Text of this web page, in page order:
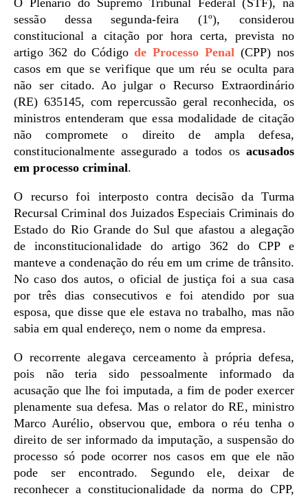
O Plenário do Supremo Tribunal Federal (STF), na
sessão dessa segunda-feira (1º), considerou
constitucional a citação por hora certa, prevista no
artigo 362 do Códigode Processo Penal (CPP) nos
casos em que se verifique que um réu se oculta para
não ser citado. Ao julgar o Recurso Extraordinário
(RE) 635145, com repercussão geral reconhecida, os
ministros entenderam que essa modalidade de citação
não compromete o direito de ampla defesa,
constitucionalmente assegurado a todos osacusados
em processo criminal.
O recurso foi interposto contra decisão da Turma
Recursal Criminal dos Juizados Especiais Criminais do
Estado do Rio Grande do Sul que afastou a alegação
de inconstitucionalidade do artigo 362 do CPP e
manteve a condenação do réu em um crime de trânsito.
No caso dos autos, o oficial de justiça foi a sua casa
por três dias consecutivos e foi atendido por sua
esposa, que disse que ele estava no trabalho, mas não
sabia em qual endereço, nem o nome da empresa.
O recorrente alegava cerceamento à própria defesa,
pois não teria sido pessoalmente informado da
acusação que lhe foi imputada, a fim de poder exercer
plenamente sua defesa. Mas o relator do RE, ministro
Marco Aurélio, observou que, embora o réu tenha o
direito de ser informado da imputação, a suspensão do
processo só pode ocorrer nos casos em que ele não
pode ser encontrado. Segundo ele, deixar de
reconhecer a constitucionalidade da norma do CPP,